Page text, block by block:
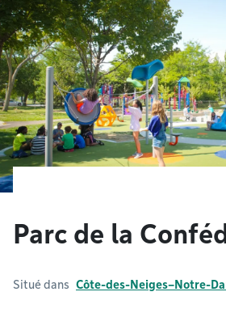
Parc de la
Situé dans Côte-des-Neiges–Notre-